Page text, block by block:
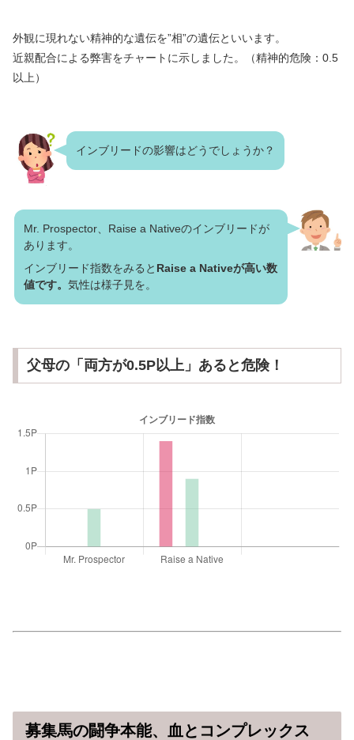
外観に現れない精神的な遺伝を”相”の遺伝といいます。
近親配合による弊害をチャートに示しました。（精神的危険：0.5
以上）
インブリードの影響はどうでしょうか？
Mr. Prospector、Raise a Nativeのインブリードが
あります。
インブリード指数をみると Raise a Nativeが高い数
値です。 気性は様子見を。
父母の「両方が0.5P以上」あると危険！
募集馬の闘争本能、血とコンプレックス